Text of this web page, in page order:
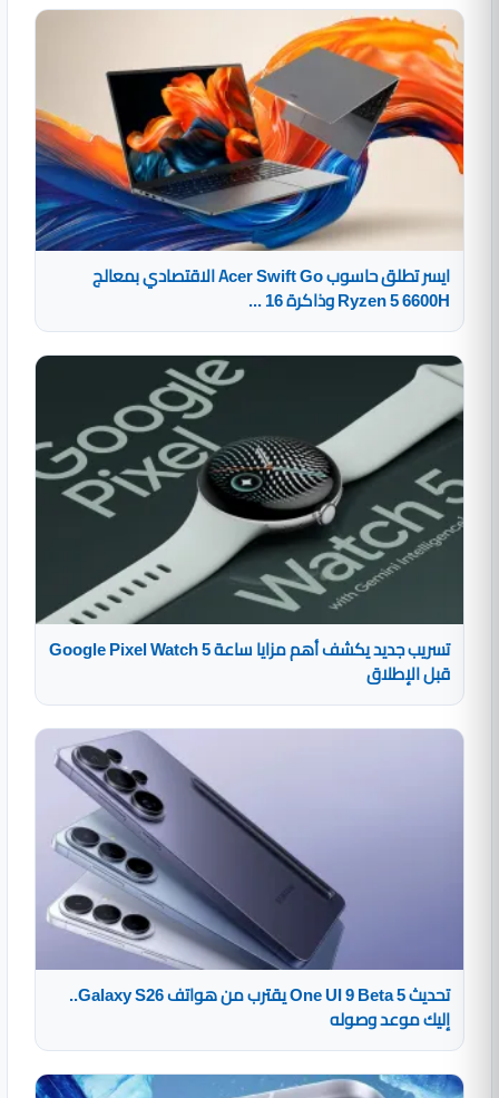
ايسر تطلق حاسوب Acer Swift Go الاقتصادي بمعالج
Ryzen 5 6600H وذاكرة 16 ...
تسريب جديد يكشف أهم مزايا ساعة Google Pixel Watch 5
قبل الإطلاق
تحديث One UI 9 Beta 5 يقترب من هواتف Galaxy S26..
إليك موعد وصوله